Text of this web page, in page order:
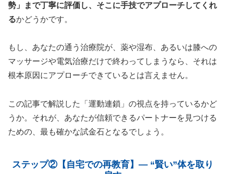
勢」まで丁寧に評価し、そこに手技でアプローチしてくれ
るかどうかです。
もし、あなたの通う治療院が、薬や湿布、あるいは膝への
マッサージや電気治療だけで終わってしまうなら、それは
根本原因にアプローチできているとは言えません。
この記事で解説した「運動連鎖」の視点を持っているかど
うか。それが、あなたが信頼できるパートナーを見つける
ための、最も確かな試金石となるでしょう。
ステップ②【自宅での再教育】― “賢い”体を取り